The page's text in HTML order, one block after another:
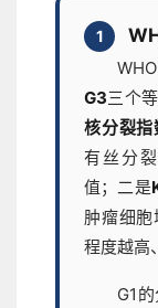
1
G3三个
核分裂指
有丝分
值；二是
肿瘤细
程度越高
G1